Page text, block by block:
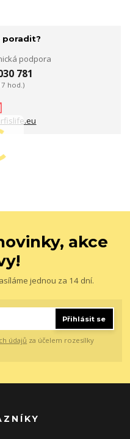
poradit?
podpora
781
hod.)
akce
jednou za 14 dní.
Přihlásit se
údajů za účelem rozesílky